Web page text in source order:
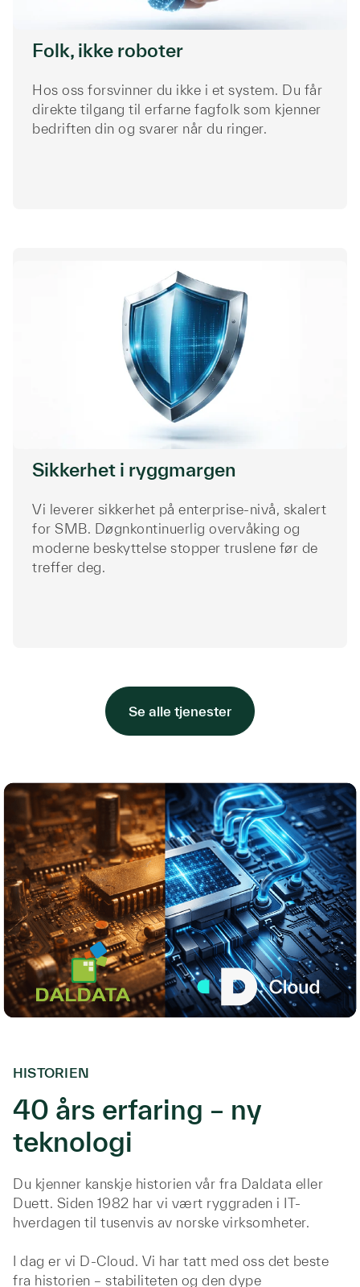
Folk, ikke roboter
Hos oss forsvinner du ikke i et system. Du får
direkte tilgang til erfarne fagfolk som kjenner
bedriften din og svarer når du ringer.
Sikkerhet i ryggmargen
Vi leverer sikkerhet på enterprise-nivå, skalert
for SMB. Døgnkontinuerlig overvåking og
moderne beskyttelse stopper truslene før de
treffer deg.
Se alle tjenester
HISTORIEN
40 års erfaring – ny
teknologi
Du kjenner kanskje historien vår fra Daldata eller
Duett. Siden 1982 har vi vært ryggraden i IT-
hverdagen til tusenvis av norske virksomheter.
I dag er vi D-Cloud. Vi har tatt med oss det beste
fra historien – stabiliteten og den dype